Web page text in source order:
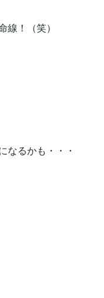
！（笑）
なるかも・・・